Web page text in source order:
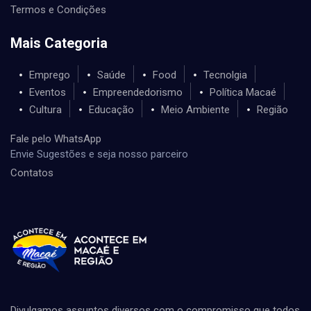
Termos e Condições
Mais Categoria
Emprego Saúde Food
Tecnolgia
Eventos
Empreendedorismo
Política Macaé
Cultura
Educação Meio Ambiente Região
Fale pelo WhatsApp
Envie Sugestões e seja nosso parceiro
Contatos